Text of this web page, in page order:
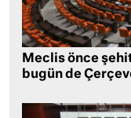
Meclis önce
bugün de